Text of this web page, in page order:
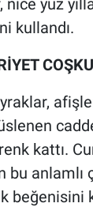
nice yüz
kullandı.
kattı.
bu anlamlı
beğenisini